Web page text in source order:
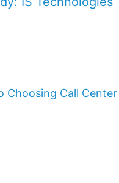
Choosing Call Center